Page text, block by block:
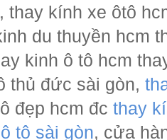
, thay kính xe ôtô
du thuyền hcm
kinh ô tô hcm
thủ đức sài gòn,
đẹp hcm đc thay
tô sài gòn, cửa